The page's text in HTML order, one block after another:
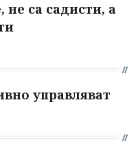
са садисти, а
управляват